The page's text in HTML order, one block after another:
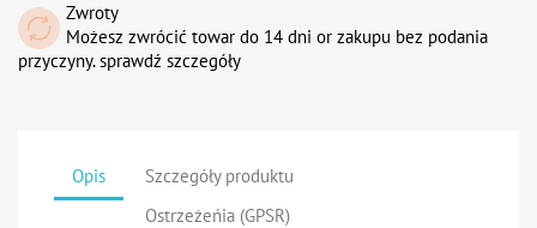
Zwroty
Możesz zwrócić towar do 14 dni or zakupu bez podania
przyczyny. sprawdź szczegóły
Opis
Szczegóły produktu
Ostrzeżeńia (GPSR)